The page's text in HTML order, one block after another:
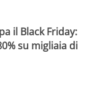
il Black Friday:
su migliaia di